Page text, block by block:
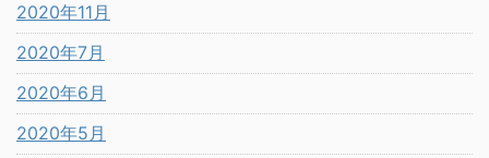
2020年11月
2020年7月
2020年6月
2020年5月